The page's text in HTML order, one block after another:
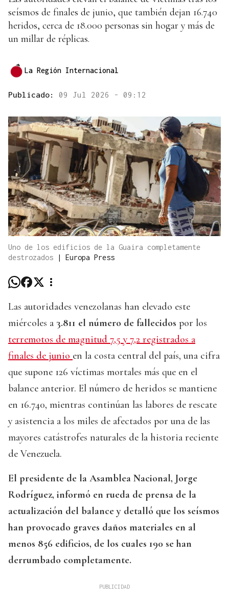
seísmos de finales de junio, que también dejan 16.740
heridos, cerca de 18.000 personas sin hogar y más de
un millar de réplicas.
La Región Internacional
Publicado: 09 Jul 2026 - 09:12
Uno de los edificios de la Guaira completamente
destrozados
| Europa Press
Las autoridades venezolanas han elevado este
miércoles a 3.811 el número de fallecidos por los
terremotos de magnitud 7,5 y 7,2 registrados a
finales de junio en la costa central del país, una cifra
que supone 126 víctimas mortales más que en el
balance anterior. El número de heridos se mantiene
en 16.740, mientras continúan las labores de rescate
y asistencia a los miles de afectados por una de las
mayores catástrofes naturales de la historia reciente
de Venezuela.
El presidente de la Asamblea Nacional, Jorge
Rodríguez, informó en rueda de prensa de la
actualización del balance y detalló que los seísmos
han provocado graves daños materiales en al
menos 856 edificios, de los cuales 190 se han
derrumbado completamente.